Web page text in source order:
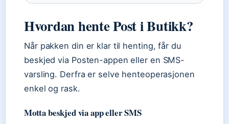
Hvordan hente Post i Butikk?
Når pakken din er klar til henting, får du
beskjed via Posten-appen eller en SMS-
varsling. Derfra er selve henteoperasjonen
enkel og rask.
Motta beskjed via app eller SMS